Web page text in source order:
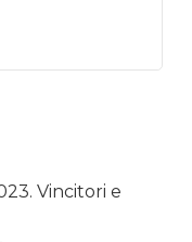
Vincitori e